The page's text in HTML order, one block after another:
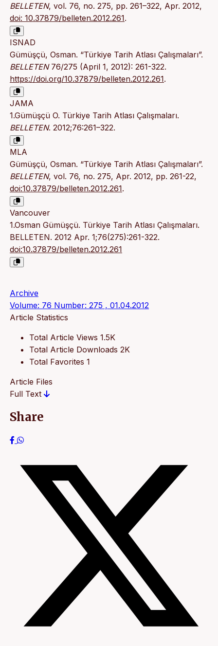
BELLETEN, vol. 76, no. 275, pp. 261–322, Apr. 2012,
doi: 10.37879/belleten.2012.261.
ISNAD
Gümüşçü, Osman. “Türkiye Tarih Atlası Çalışmaları”.
BELLETEN76/275 (April 1, 2012): 261-322.
https://doi.org/10.37879/belleten.2012.261.
JAMA
1.Gümüşçü O. Türkiye Tarih Atlası Çalışmaları.
BELLETEN. 2012;76:261–322.
MLA
Gümüşçü, Osman. “Türkiye Tarih Atlası Çalışmaları”.
BELLETEN, vol. 76, no. 275, Apr. 2012, pp. 261-22,
doi:10.37879/belleten.2012.261.
Vancouver
1.Osman Gümüşçü. Türkiye Tarih Atlası Çalışmaları.
BELLETEN. 2012 Apr. 1;76(275):261-322.
doi:10.37879/belleten.2012.261
Archive
Volume: 76 Number: 275 , 01.04.2012
Article Statistics
Total Article Views 1.5K
Total Article Downloads 2K
Total Favorites 1
Article Files
Full Text
Share